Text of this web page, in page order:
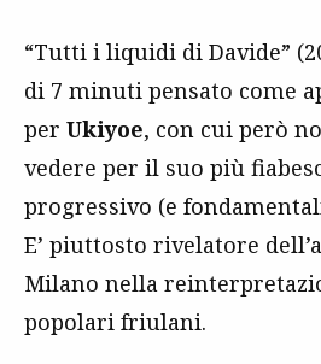
“Tutti i liquidi di Davide”
di 7 minuti pensato come
per Ukiyoe, con cui però
vedere per il suo più
progressivo (e
E’ piuttosto rivelatore
Milano nella
popolari friulani.